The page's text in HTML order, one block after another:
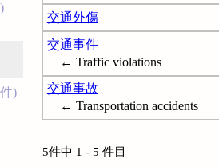
)
交通外傷
交通事件
← Traffic violations
交通事故
← Transportation accidents
5件中 1 - 5 件目